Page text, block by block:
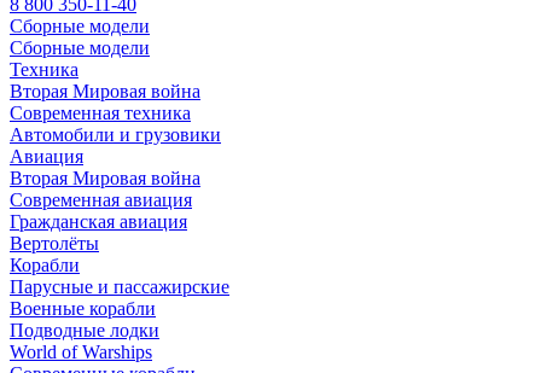
8 800 350-11-40
Сборные модели
Сборные модели
Техника
Вторая Мировая война
Современная техника
Автомобили и грузовики
Авиация
Вторая Мировая война
Современная авиация
Гражданская авиация
Вертолёты
Корабли
Парусные и пассажирские
Военные корабли
Подводные лодки
World of Warships